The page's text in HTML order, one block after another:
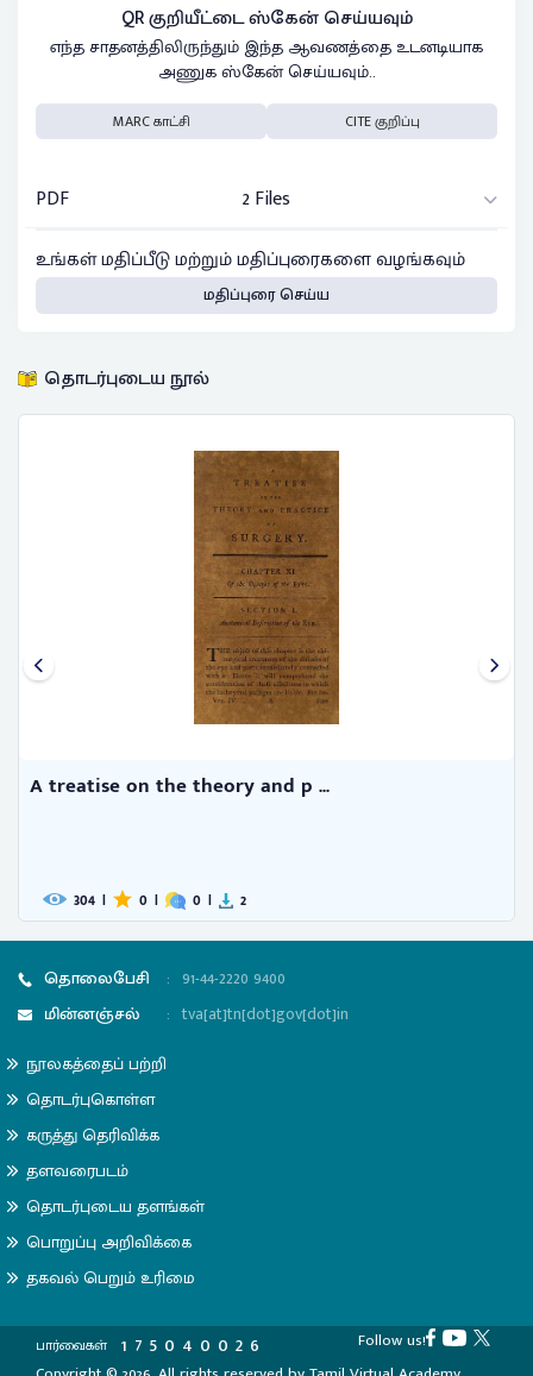
QR குறியீட்டை ஸ்கேன் செய்யவும்
எந்த சாதனத்திலிருந்தும் இந்த ஆவணத்தை உடனடியாக
அணுக ஸ்கேன் செய்யவும்..
MARC காட்சி CITE குறிப்பு
PDF
2 Files
உங்கள் மதிப்பீடு மற்றும் மதிப்புரைகளை வழங்கவும்
மதிப்புரை செய்ய
தொடர்புடைய நூல்
A treatise on the theory and p ...
304 | 0 | 0 | 2
தொலைபேசி : 91-44-2220 9400
மின்னஞ்சல்
: tva[at]tn[dot]gov[dot]in
நூலகத்தைப் பற்றி
தொடர்புகொள்ள
கருத்து தெரிவிக்க
தளவரைபடம்
தொடர்புடைய தளங்கள்
பொறுப்பு அறிவிக்கை
தகவல் பெறும் உரிமை
பார்வைகள் 1 7 5 0 4 0 0 2 6
Follow us!